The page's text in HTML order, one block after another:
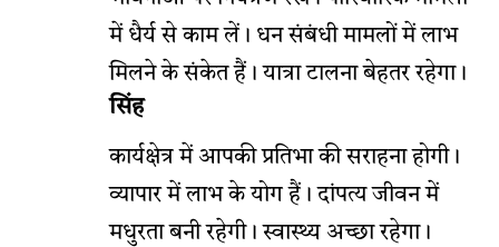
में धैर्य से काम लें। धन संबंधी मामलों में लाभ
मिलने के संकेत हैं। यात्रा टालना बेहतर रहेगा।
सिंह
कार्यक्षेत्र में आपकी प्रतिभा की सराहना होगी।
व्यापार में लाभ के योग हैं। दांपत्य जीवन में
मधुरता बनी रहेगी। स्वास्थ्य अच्छा रहेगा।